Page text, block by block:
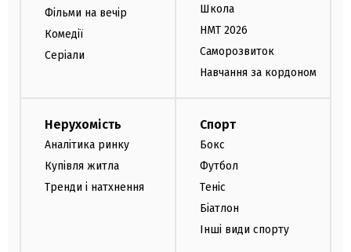
Фільми на вечір
Комедії
Серіали
Школа
НМТ 2026
Саморозвиток
Навчання за кордоном
Нерухомість
Аналітика ринку
Купівля житла
Тренди і натхнення
Спорт
Бокс
Футбол
Теніс
Біатлон
Інші види спорту